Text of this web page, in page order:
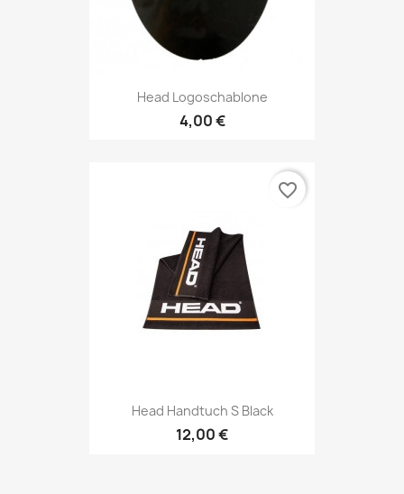
Head Logoschablone
4,00 €
Head Handtuch S Black
12,00 €
favorite_border